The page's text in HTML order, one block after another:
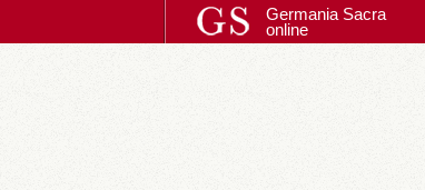
Germania Sacra
online